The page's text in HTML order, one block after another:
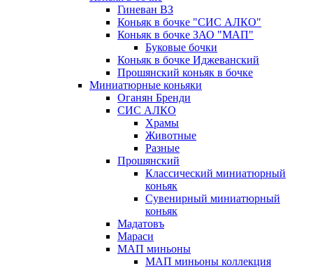
Гиневан ВЗ
Коньяк в бочке "СИС АЛКО"
Коньяк в бочке ЗАО "МАП"
Буковые бочки
Коньяк в бочке Иджеванский
Прошянский коньяк в бочке
Миниатюрные коньяки
Оганян Бренди
СИС АЛКО
Храмы
Животные
Разные
Прошянский
Классический миниатюрный
коньяк
Сувенирный миниатюрный
коньяк
Мадатовъ
Мараси
МАП миньоны
МАП миньоны коллекция